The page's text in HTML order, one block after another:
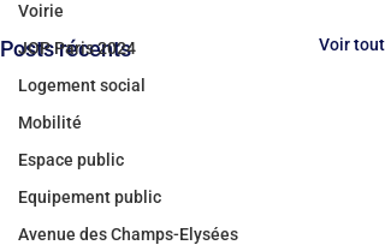
Voirie
JOP Paris 2024
Logement social
Mobilité
Espace public
Equipement public
Avenue des Champs-Elysées
Posts récents Voir tout